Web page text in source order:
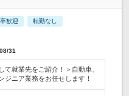
歓迎 転勤なし
31
て就業先をご紹介！＞自動車、
ジニア業務をお任せします！